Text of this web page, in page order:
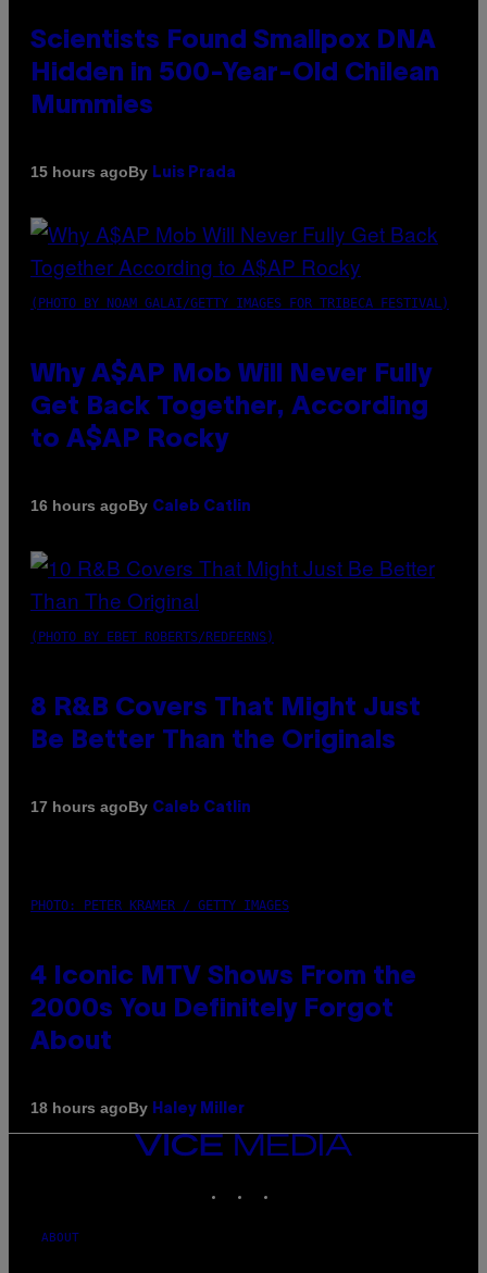
Scientists Found Smallpox DNA
Hidden in 500-Year-Old Chilean
Mummies
15 hours agoBy Luis Prada
(PHOTO BY NOAM GALAI/GETTY IMAGES FOR TRIBECA FESTIVAL)
Why A$AP Mob Will Never Fully
Get Back Together, According
to A$AP Rocky
16 hours agoBy Caleb Catlin
(PHOTO BY EBET ROBERTS/REDFERNS)
8 R&B Covers That Might Just
Be Better Than the Originals
17 hours agoBy Caleb Catlin
PHOTO: PETER KRAMER / GETTY IMAGES
4 Iconic MTV Shows From the
2000s You Definitely Forgot
About
18 hours agoBy Haley Miller
VICE
MEDIA
ABOUT